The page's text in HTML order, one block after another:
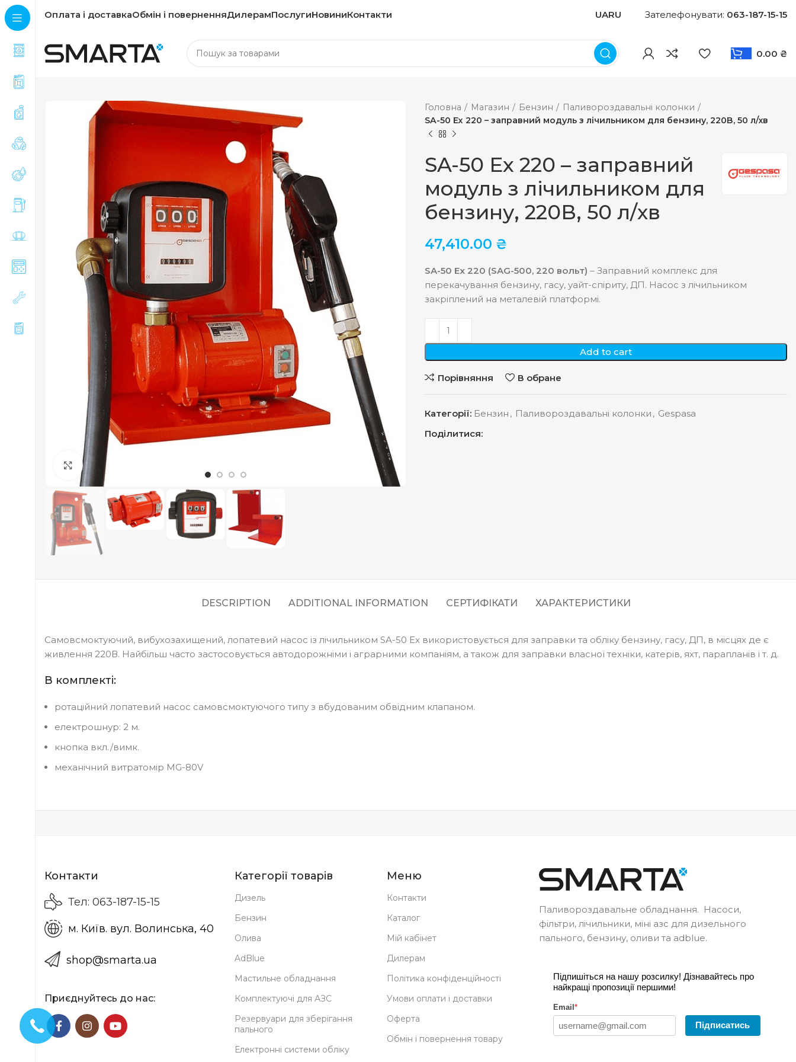
Оплата і доставкаОбмін і поверненняДилерамПослугиНовиниКонтакти UARU Зателефонувати: 063-187-15-15
0.00 ₴
Збільшити
Головна Магазин Бензин
Паливороздавальні колонки
SA-50 Ex 220 – заправний модуль з лічильником для бензину, 220В, 50 л/хв
SA-50 Ex 220 – заправний
модуль з лічильником для
бензину, 220В, 50 л/хв
47,410.00 ₴
SA-50 Ex 220 (SAG-500, 220 вольт) – Заправний комплекс для
перекачування бензину, гасу, уайт-спіриту, ДП. Насос з лічильником
закріплений на металевій платформі.
Add to cart
Порівняння В обране
Категорії: Бензин , Паливороздавальні колонки , Gespasa
Поділитися:
DESCRIPTION ADDITIONAL INFORMATION СЕРТИФІКАТИ ХАРАКТЕРИСТИКИ
Самовсмоктуючий, вибухозахищений, лопатевий насос із лічильником SA-50 Ex використовується для заправки та обліку бензину, гасу, ДП, в місцях де є
живлення 220В. Найбільш часто застосовується автодорожніми і аграрними компаніям, а також для заправки власної техніки, катерів, яхт, парапланів і т. д.
В комплекті:
ротаційний лопатевий насос самовсмоктуючого типу з вбудованим обвідним клапаном.
електрошнур: 2 м.
кнопка вкл./вимк.
механічний витратомір MG-80V
Контакти
Тел: 063-187-15-15
м. Київ. вул. Волинська, 40
shop@smarta.ua
Приєднуйтесь до нас:
Категорії товарів
Дизель
Бензин
Олива
AdBlue
Мастильне обладнання
Комплектуючі для АЗС
Резервуари для зберігання
пального
Електронні системи обліку
Меню
Контакти
Каталог
Мій кабінет
Дилерам
Політика конфіденційності
Умови оплати і доставки
Оферта
Обмін і повернення товару
Паливороздавальне обладнання. Насоси,
фільтри, лічильники, міні азс для дизельного
пального, бензину, оливи та adblue.
Підпишіться на нашу розсилку! Дізнавайтесь про
найкращі пропозиції першими!
Email *
Підписатись